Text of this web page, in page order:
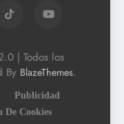
| Todos los
By BlazeThemes.
Publicidad
De Cookies